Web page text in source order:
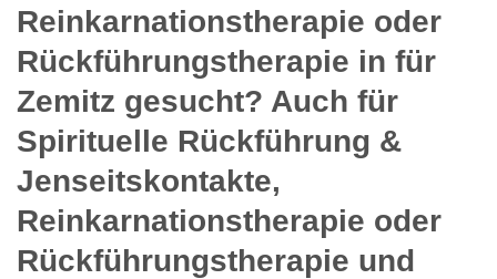
Reinkarnationstherapie oder
Rückführungstherapie in für
Zemitz gesucht? Auch für
Spirituelle Rückführung &
Jenseitskontakte,
Reinkarnationstherapie oder
Rückführungstherapie und